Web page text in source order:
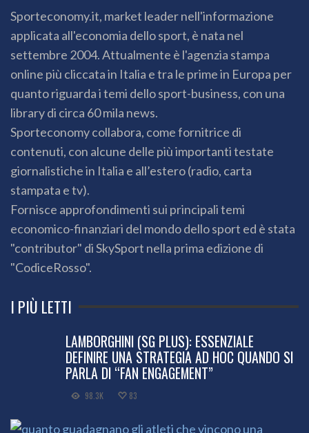
Sporteconomy.it, market leader nell'informazione
applicata all'economia dello sport, è nata nel
settembre 2004. Attualmente è l'agenzia stampa
online più cliccata in Italia e tra le prime in Europa per
quanto riguarda i temi dello sport-business, con una
library di circa 60 mila news.
Sporteconomy collabora, come fornitrice di
contenuti, con alcune delle più importanti testate
giornalistiche in Italia e all’estero (radio, carta
stampata e tv).
Fornisce approfondimenti sui principali temi
economico-finanziari del mondo dello sport ed è stata
"contributor" di SkySport nella prima edizione di
"CodiceRosso".
I PIÙ LETTI
LAMBORGHINI (SG PLUS): ESSENZIALE
DEFINIRE UNA STRATEGIA AD HOC QUANDO SI
PARLA DI “FAN ENGAGEMENT”
98.3K 83